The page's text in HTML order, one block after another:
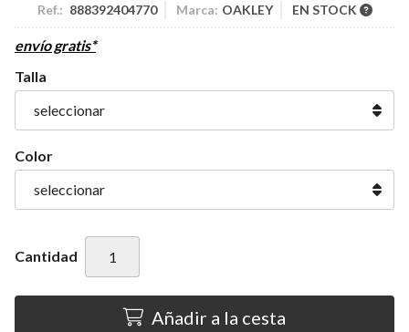
Ref.: 888392404770 Marca: OAKLEY EN STOCK
envío gratis*
Talla
Color
Cantidad
Añadir a la cesta